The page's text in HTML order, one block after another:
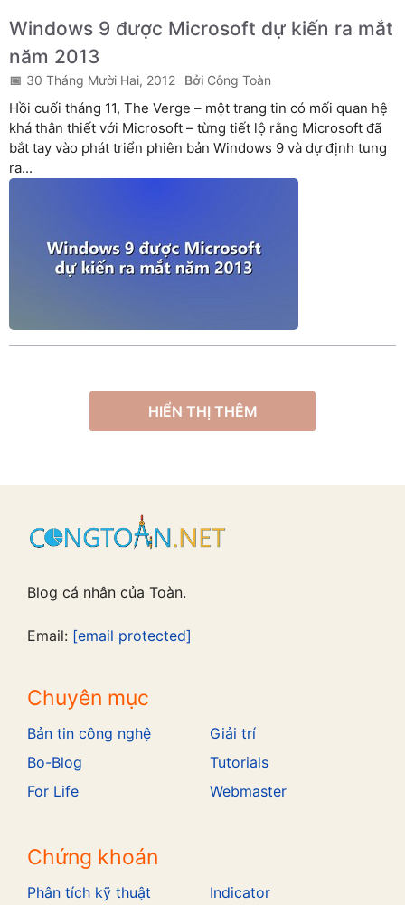
Windows 9 được Microsoft dự kiến ra mắt
năm 2013
30 Tháng Mười Hai, 2012 Công Toàn
Hồi cuối tháng 11, The Verge – một trang tin có mối quan hệ
khá thân thiết với Microsoft – từng tiết lộ rằng Microsoft đã
bắt tay vào phát triển phiên bản Windows 9 và dự định tung
ra...
HIỂN THỊ THÊM
Blog cá nhân của Toàn.
Email: [email protected]
Chuyên mục
Bản tin công nghệ
Bo-Blog
For Life
Giải trí
Tutorials
Webmaster
Chứng khoán
Phân tích kỹ thuật Indicator